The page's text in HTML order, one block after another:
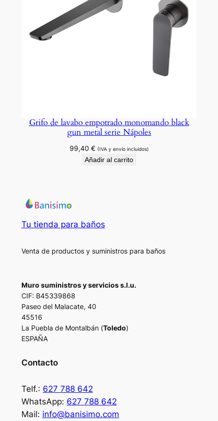
Grifo de lavabo empotrado monomando black
gun metal serie Nápoles
99,40 € (IVA y envío incluidos)
Añadir al carrito
Tu tienda para baños
Venta de productos y suministros para baños
Muro suministros y servicios s.l.u.
CIF: B45339868
Paseo del Malacate, 40
45516
La Puebla de Montalbán (Toledo)
ESPAÑA
Contacto
Telf.: 627 788 642
WhatsApp: 627 788 642
Mail: info@banisimo.com